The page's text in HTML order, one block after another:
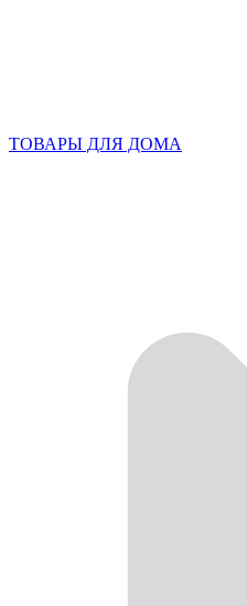
ТОВАРЫ ДЛЯ ДОМА